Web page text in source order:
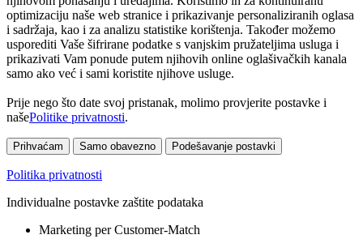
optimizaciju naše web stranice i prikazivanje personaliziranih oglasa
i sadržaja, kao i za analizu statistike korištenja. Također možemo
usporediti Vaše šifrirane podatke s vanjskim pružateljima usluga i
prikazivati Vam ponude putem njihovih online oglašivačkih kanala
samo ako već i sami koristite njihove usluge.
Prije nego što date svoj pristanak, molimo provjerite postavke i
našePolitike privatnosti.
Prihvaćam Samo obavezno Podešavanje postavki
Politika privatnosti
Individualne postavke zaštite podataka
Marketing per Customer-Match